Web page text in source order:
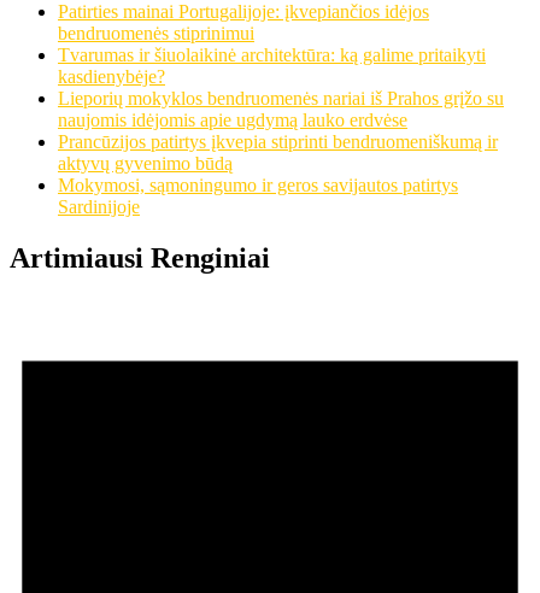
Patirties mainai Portugalijoje: įkvepiančios idėjos
bendruomenės stiprinimui
Tvarumas ir šiuolaikinė architektūra: ką galime pritaikyti
kasdienybėje?
Lieporių mokyklos bendruomenės nariai iš Prahos grįžo su
naujomis idėjomis apie ugdymą lauko erdvėse
Prancūzijos patirtys įkvepia stiprinti bendruomeniškumą ir
aktyvų gyvenimo būdą
Mokymosi, sąmoningumo ir geros savijautos patirtys
Sardinijoje
Artimiausi Renginiai